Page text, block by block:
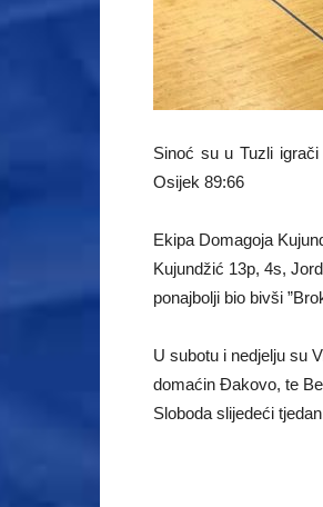
Sinoć su u Tuzli
Osijek 89:66
Ekipa Domagoja
Kujundžić 13p, 4s,
ponajbolji bio bivši
U subotu i nedjelju su
domaćin Đakovo, te
Sloboda slijedeći